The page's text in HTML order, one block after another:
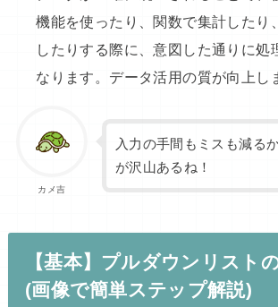
機能を使ったり、関数で集計したり
したりする際に、意図した通りに処
なります。データ活用の質が向上し
カメ吉
入力の手間もミスも減る
が沢山あるね！
【基本】プルダウンリスト
(画像で簡単ステップ解説)